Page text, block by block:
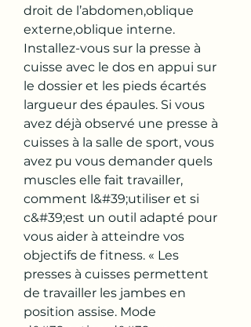
droit de l’abdomen,oblique
externe,oblique interne.
Installez-vous sur la presse à
cuisse avec le dos en appui sur
le dossier et les pieds écartés
largueur des épaules. Si vous
avez déjà observé une presse à
cuisses à la salle de sport, vous
avez pu vous demander quels
muscles elle fait travailler,
comment l&#39;utiliser et si
c&#39;est un outil adapté pour
vous aider à atteindre vos
objectifs de fitness. « Les
presses à cuisses permettent
de travailler les jambes en
position assise. Mode